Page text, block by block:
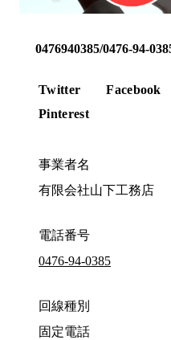
0476940385/0476-94-
Twitter Facebook
Pinterest
事業者名
有限会社山下工務店
電話番号
0476-94-0385
回線種別
固定電話